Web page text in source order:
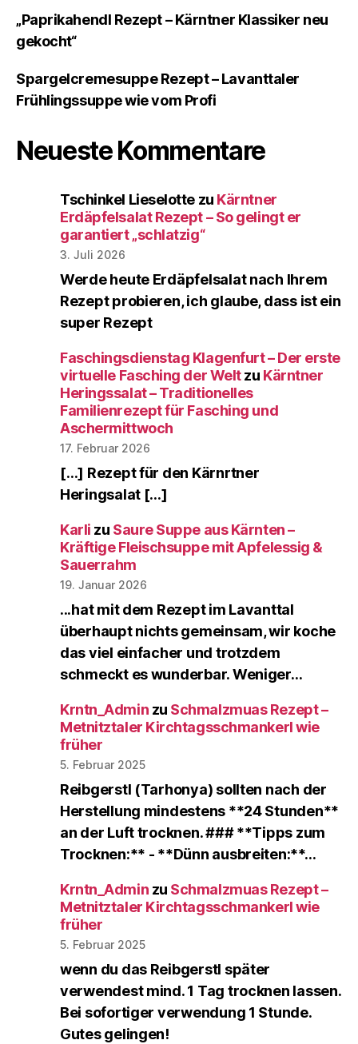
„Paprikahendl Rezept – Kärntner Klassiker neu
gekocht“
Spargelcremesuppe Rezept – Lavanttaler
Frühlingssuppe wie vom Profi
Neueste Kommentare
Tschinkel Lieselotte zu Kärntner
Erdäpfelsalat Rezept – So gelingt er
garantiert „schlatzig“
3. Juli 2026
Werde heute Erdäpfelsalat nach Ihrem
Rezept probieren, ich glaube, dass ist ein
super Rezept
Faschingsdienstag Klagenfurt – Der erste
virtuelle Fasching der Weltzu Kärntner
Heringssalat – Traditionelles
Familienrezept für Fasching und
Aschermittwoch
17. Februar 2026
[…] Rezept für den Kärnrtner
Heringsalat […]
Karli zu Saure Suppe aus Kärnten –
Kräftige Fleischsuppe mit Apfelessig &
Sauerrahm
19. Januar 2026
...hat mit dem Rezept im Lavanttal
überhaupt nichts gemeinsam, wir koche
das viel einfacher und trotzdem
schmeckt es wunderbar. Weniger…
Krntn_Admin zu Schmalzmuas Rezept –
Metnitztaler Kirchtagsschmankerl wie
früher
5. Februar 2025
Reibgerstl (Tarhonya) sollten nach der
Herstellung mindestens **24 Stunden**
an der Luft trocknen. ### **Tipps zum
Trocknen:** - **Dünn ausbreiten:**…
Krntn_Admin zu Schmalzmuas Rezept –
Metnitztaler Kirchtagsschmankerl wie
früher
5. Februar 2025
wenn du das Reibgerstl später
verwendest mind. 1 Tag trocknen lassen.
Bei sofortiger verwendung 1 Stunde.
Gutes gelingen!